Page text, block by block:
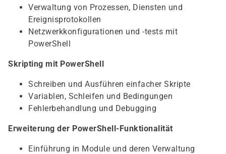
Verwaltung von Prozessen, Diensten und
Ereignisprotokollen
Netzwerkkonfigurationen und -tests mit
PowerShell
Skripting mit PowerShell
Schreiben und Ausführen einfacher Skripte
Variablen, Schleifen und Bedingungen
Fehlerbehandlung und Debugging
Erweiterung der PowerShell-Funktionalität
Einführung in Module und deren Verwaltung